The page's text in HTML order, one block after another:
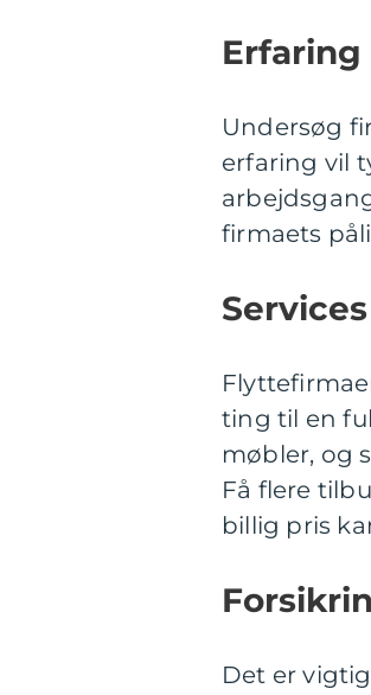
Undersøg
erfaring vil
firmaets
ting til en
møbler, og
Få flere
billig pris
Det er